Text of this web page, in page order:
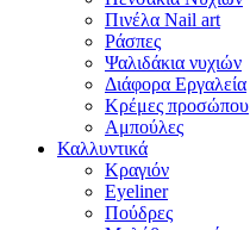
Πινέλα Nail art
Ράσπες
Ψαλιδάκια νυχιών
Διάφορα Εργαλεία
Κρέμες προσώπου
Αμπούλες
Καλλυντικά
Κραγιόν
Eyeliner
Πούδρες